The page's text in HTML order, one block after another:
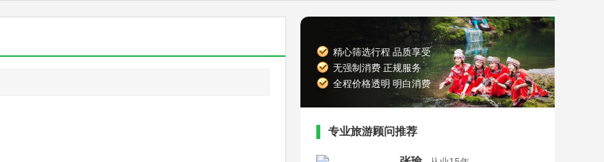
精心筛选行程 品质享受
无强制消费 正规服务
全程价格透明 明白消费
专业旅游顾问推荐